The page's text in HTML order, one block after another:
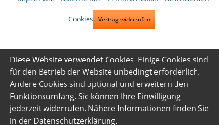
Cookies Vertrag widerrufen
Diese Website verwendet Cookies. Einige Cookies sind
für den Betrieb der Website unbedingt erforderlich.
Andere Cookies sind optional und erweitern den
Funktionsumfang. Sie können Ihre Einwilligung
jederzeit widerrufen. Nähere Informationen finden Sie
in der Datenschutzerklärung.